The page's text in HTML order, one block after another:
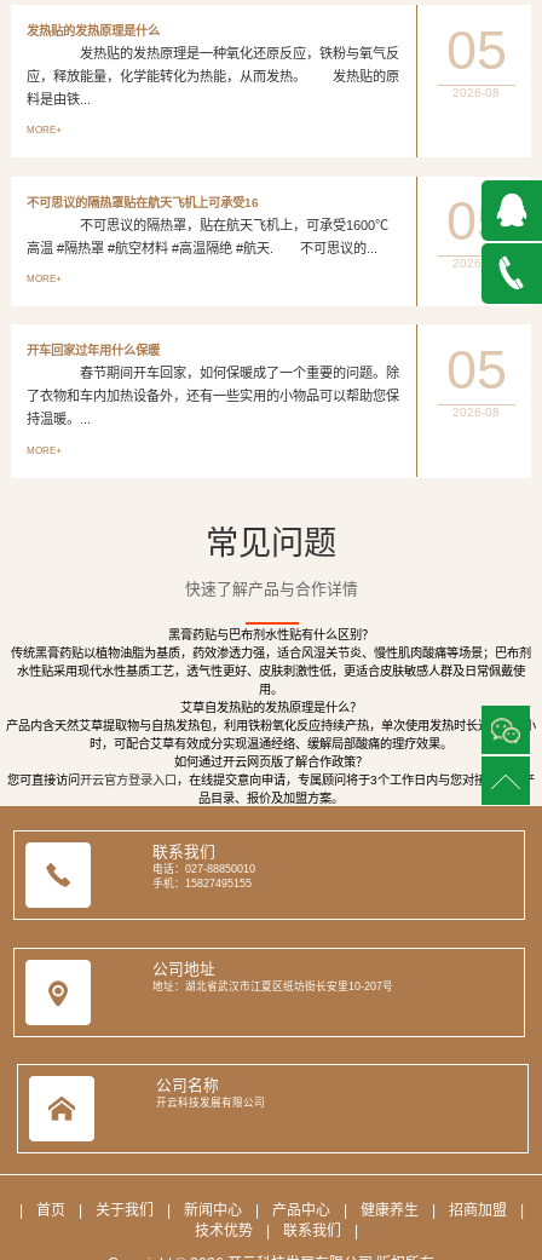
发热贴的发热原理是什么
发热贴的发热原理是一种氧化还原反应，铁粉与氧气反
应，释放能量，化学能转化为热能，从而发热。 发热贴的原
料是由铁...
MORE+
05
2026-08
不可思议的隔热罩贴在航天飞机上可承受16
不可思议的隔热罩，贴在航天飞机上，可承受1600℃
高温 #隔热罩 #航空材料 #高温隔绝 #航天. 不可思议的...
MORE+
05
2026-08
开车回家过年用什么保暖
春节期间开车回家，如何保暖成了一个重要的问题。除
了衣物和车内加热设备外，还有一些实用的小物品可以帮助您保
持温暖。...
MORE+
05
2026-08
常见问题
快速了解产品与合作详情
黑膏药贴与巴布剂水性贴有什么区别？
传统黑膏药贴以植物油脂为基质，药效渗透力强，适合风湿关节炎、慢性肌肉酸痛等场景；巴布剂
水性贴采用现代水性基质工艺，透气性更好、皮肤刺激性低，更适合皮肤敏感人群及日常佩戴使
用。
艾草自发热贴的发热原理是什么？
产品内含天然艾草提取物与自热发热包，利用铁粉氧化反应持续产热，单次使用发热时长达8至12小
时，可配合艾草有效成分实现温通经络、缓解局部酸痛的理疗效果。
如何通过开云网页版了解合作政策？
您可直接访问 开云官方登录入口，在线提交意向申请，专属顾问将于3个工作日内与您对接，提供产
品目录、报价及加盟方案。
联系我们
电话：027-88850010
手机：15827495155
公司地址
地址：湖北省武汉市江夏区纸坊街长安里10-207号
公司名称
开云科技发展有限公司
首页 关于我们 新闻中心 产品中心 健康养生 招商加盟
技术优势
联系我们
QQ在